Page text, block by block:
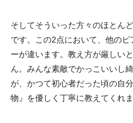
そしてそういった方々のほとん
です。この2点において、他の
ーが違います。教え方が厳しい
ん。みんな素敵でかっこいいし
が、かつて初心者だった頃の自
物』を優しく丁寧に教えてくれま